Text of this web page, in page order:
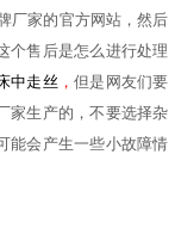
厂家的官方网站，然后
个售后是怎么进行处理
中走丝 ，但是网友们要
家生产的，不要选择杂
能会产生一些小故障情